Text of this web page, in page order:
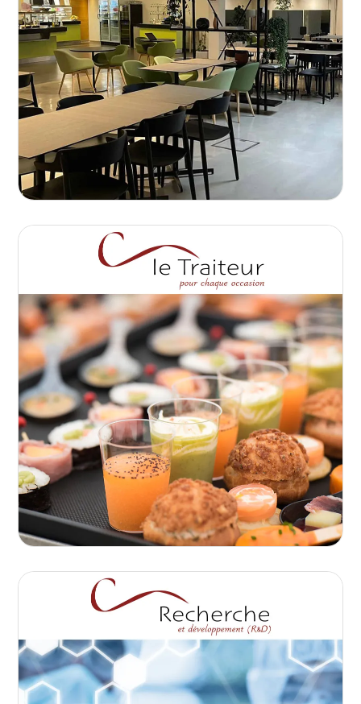
adaptée à toutes vos envies. Que ce soit
pour une pause de midi conviviale ou un
repas "fait maison" dans un cadre
accueillant, nos services combinent
qualité et flexibilité.
LE PATIO
ouverts du lundi vendredi
Planifiez-vous une réception privée, un
banquet ou une grande manifestation ?
Notre équipe, riche de son expérience,
s'adapte à toute situation avec flexibilité.
Votre vision, notre création !
Ce pôle est dédié à l’innovation et à
l’amélioration continue. Nous explorons